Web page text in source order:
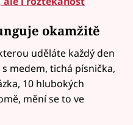
okamžitě
uděláte každý den
medem, tichá písnička,
10 hlubokých
mění se to ve